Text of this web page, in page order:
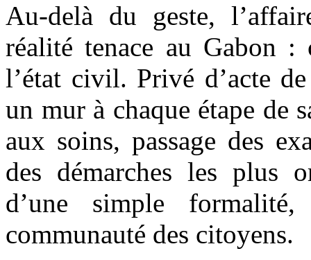
Au-delà du geste,
réalité tenace au Gabon :
l’état civil. Privé d’acte
un mur à chaque étape de
aux soins, passage des
des démarches les plus
d’une simple
communauté des citoyens.